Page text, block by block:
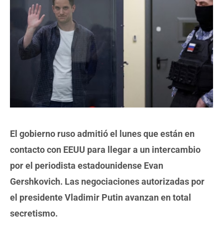
El gobierno ruso admitió el lunes que están en
contacto con EEUU para llegar a un intercambio
por el periodista estadounidense Evan
Gershkovich. Las negociaciones autorizadas por
el presidente Vladimir Putin avanzan en total
secretismo.